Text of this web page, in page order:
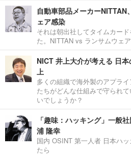
自動車部品メーカーNITTAN
ェア感染
それは朝出社してタイムカー
た。NITTAN vs ランサムウェ
NICT 井上大介が考える 日
上
多くの組織で海外製のアプラ
たちがどんな仕組みで守られ
いでしょうか？
「趣味：ハッキング」一般
浦 隆幸
国内 OSINT 第一人者 日本ハ
たら